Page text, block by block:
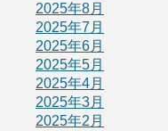
2025年8月
2025年7月
2025年6月
2025年5月
2025年4月
2025年3月
2025年2月